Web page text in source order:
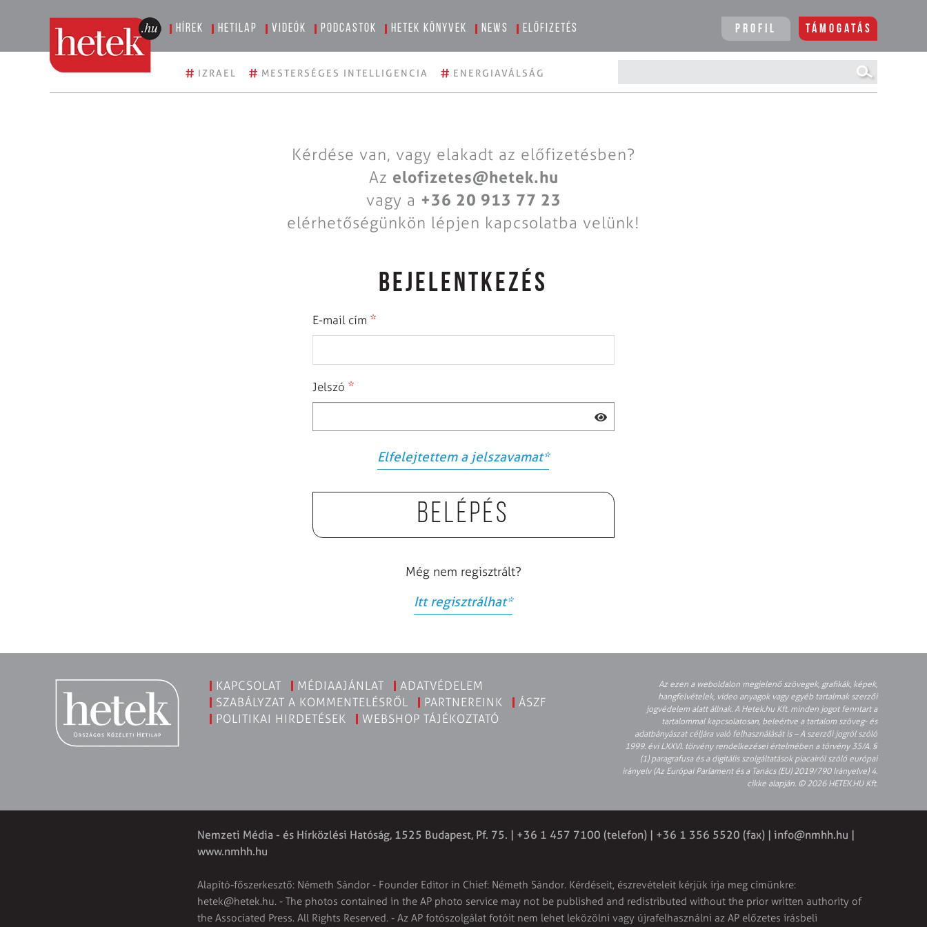
Hírek Hetilap Videók Podcastok Hetek könyvek News Előfizetés Profil Támogatás
# IZRAEL # MESTERSÉGES INTELLIGENCIA # ENERGIAVÁLSÁG
Kérdése van, vagy elakadt az előfizetésben?
Az elofizetes@hetek.hu
vagy a +36 20 913 77 23
elérhetőségünkön lépjen kapcsolatba velünk!
BEJELENTKEZÉS
E-mail cím *
Jelszó *
Elfelejtettem a jelszavamat*
Belépés
Még nem regisztrált?
Itt regisztrálhat*
KAPCSOLAT MÉDIAAJÁNLAT
ADATVÉDELEM
SZABÁLYZAT A KOMMENTELÉSRŐL
PARTNEREINK
ÁSZF
POLITIKAI HIRDETÉSEK
WEBSHOP TÁJÉKOZTATÓ
Az ezen a weboldalon megjelenő szövegek, grafikák, képek,
hangfelvételek, video anyagok vagy egyéb tartalmak szerzői
jogvédelem alatt állnak. A Hetek.hu Kft. minden jogot fenntart a
tartalommal kapcsolatosan, beleértve a tartalom szöveg- és
adatbányászat céljára való felhasználását is – A szerzői jogról szóló
1999. évi LXXVI. törvény rendelkezései értelmében a törvény 35/A. §
(1) paragrafusa és a digitális szolgáltatások piacairól szóló európai
irányelv (Az Európai Parlament és a Tanács (EU) 2019/790 Irányelve) 4.
cikke alapján. © 2026 HETEK.HU Kft.
Nemzeti Média - és Hírközlési Hatóság, 1525 Budapest, Pf. 75. | +36 1 457 7100 (telefon) | +36 1 356 5520 (fax) | info@nmhh.hu |
www.nmhh.hu
Alapító-főszerkesztő: Németh Sándor - Founder Editor in Chief: Németh Sándor. Kérdéseit, észrevételeit kérjük írja meg címünkre:
hetek@hetek.hu. - The photos contained in the AP photo service may not be published and redistributed without the prior written authority of
the Associated Press. All Rights Reserved. - Az AP fotószolgálat fotóit nem lehet leközölni vagy újrafelhasználni az AP előzetes írásbeli